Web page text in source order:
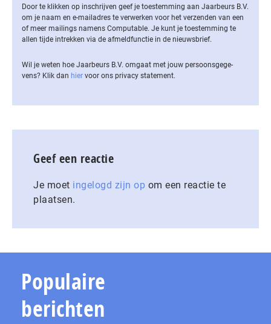
Door te klikken op inschrijven geef je toestemming aan Jaarbeurs B.V.
om je naam en e-mailadres te verwerken voor het verzenden van een
of meer mailings namens Computable. Je kunt je toestemming te
allen tijde intrekken via de af­meld­func­tie in de nieuwsbrief.
Wil je weten hoe Jaarbeurs B.V. omgaat met jouw per­soons­ge­ge­
vens? Klik dan hier voor ons privacy statement.
Geef een reactie
Je moet ingelogd zijn op om een reactie te
plaatsen.
Populaire
berichten